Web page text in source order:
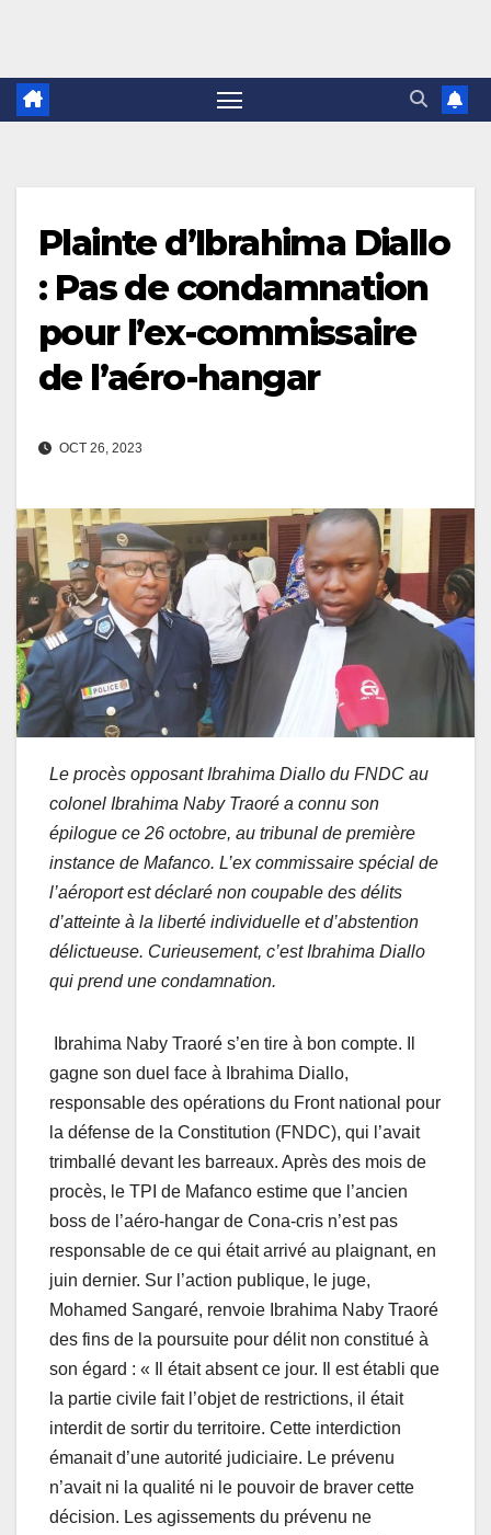
Plainte d’Ibrahima Diallo
: Pas de condamnation
pour l’ex-commissaire
de l’aéro-hangar
OCT 26, 2023
Le procès opposant Ibrahima Diallo du FNDC au
colonel Ibrahima Naby Traoré a connu son
épilogue ce 26 octobre, au tribunal de première
instance de Mafanco. L’ex commissaire spécial de
l’aéroport est déclaré non coupable des délits
d’atteinte à la liberté individuelle et d’abstention
délictueuse. Curieusement, c’est Ibrahima Diallo
qui prend une condamnation.
Ibrahima Naby Traoré s’en tire à bon compte. Il
gagne son duel face à Ibrahima Diallo,
responsable des opérations du Front national pour
la défense de la Constitution (FNDC), qui l’avait
trimballé devant les barreaux. Après des mois de
procès, le TPI de Mafanco estime que l’ancien
boss de l’aéro-hangar de Cona-cris n’est pas
responsable de ce qui était arrivé au plaignant, en
juin dernier. Sur l’action publique, le juge,
Mohamed Sangaré, renvoie Ibrahima Naby Traoré
des fins de la poursuite pour délit non constitué à
son égard : « Il était absent ce jour. Il est établi que
la partie civile fait l’objet de restrictions, il était
interdit de sortir du territoire. Cette interdiction
émanait d’une autorité judiciaire. Le prévenu
n’avait ni la qualité ni le pouvoir de braver cette
décision. Les agissements du prévenu ne